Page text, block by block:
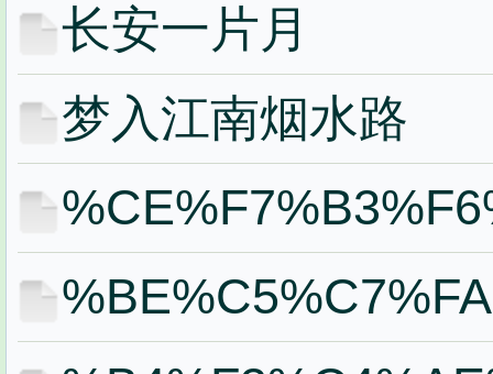
长安一片月
梦入江南烟水路